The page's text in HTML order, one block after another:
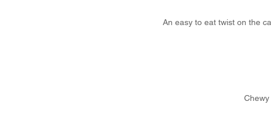
An easy to eat twist on the